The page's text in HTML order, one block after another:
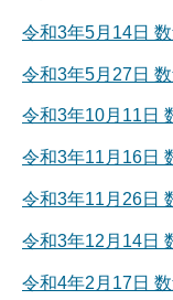
令和3年5月14日
令和3年5月27日
令和3年10月11日
令和3年11月16日
令和3年11月26日
令和3年12月14日
令和4年2月17日